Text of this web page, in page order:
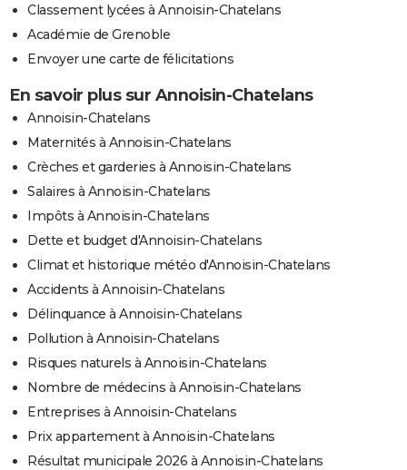
Classement lycées à Annoisin-Chatelans
Académie de Grenoble
Envoyer une carte de félicitations
En savoir plus sur Annoisin-Chatelans
Annoisin-Chatelans
Maternités à Annoisin-Chatelans
Crèches et garderies à Annoisin-Chatelans
Salaires à Annoisin-Chatelans
Impôts à Annoisin-Chatelans
Dette et budget d'Annoisin-Chatelans
Climat et historique météo d'Annoisin-Chatelans
Accidents à Annoisin-Chatelans
Délinquance à Annoisin-Chatelans
Pollution à Annoisin-Chatelans
Risques naturels à Annoisin-Chatelans
Nombre de médecins à Annoisin-Chatelans
Entreprises à Annoisin-Chatelans
Prix appartement à Annoisin-Chatelans
Résultat municipale 2026 à Annoisin-Chatelans